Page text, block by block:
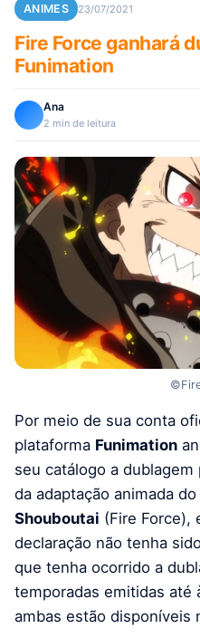
ANIMES 23/07/2021
Fire Force ganhará
Funimation
Ana
2 min de leitura
Por meio de sua conta
plataforma Funimation
seu catálogo a
da adaptação animada
Shouboutai (Fire Force),
declaração não tenha
que tenha ocorrido a
temporadas emitidas até
ambas estão disponíveis